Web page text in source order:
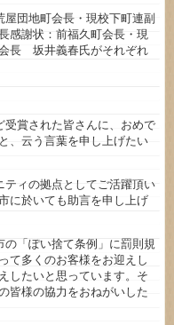
団地町会長・現校下町連副
謝状：前福久町会長・現
長 坂井義春氏がそれぞれ
賞された皆さんに、おめで
、云う言葉を申し上げたい
ィの拠点としてご活躍頂い
に於いても助言を申し上げ
「ぽい捨て条例」に罰則規
て多くのお客様をお迎えし
したいと思っています。そ
皆様の協力をおねがいした